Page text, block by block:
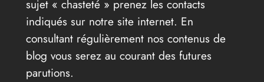
sujet « chasteté » prenez les contacts
indiqués sur notre site internet. En
consultant régulièrement nos contenus de
blog vous serez au courant des futures
parutions.